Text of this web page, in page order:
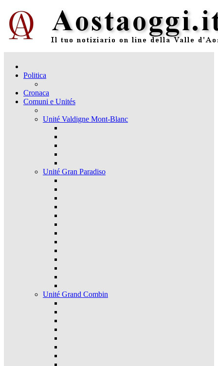
Politica
Cronaca
Comuni e Unités
Unité Valdigne Mont-Blanc
Unité Gran Paradiso
Unité Grand Combin